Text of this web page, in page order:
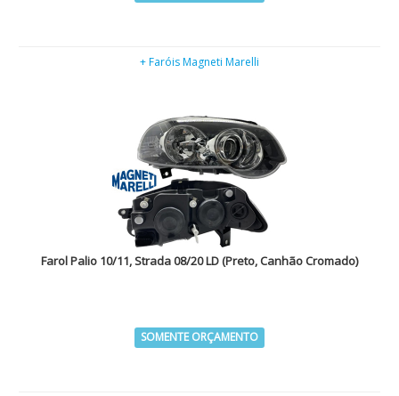
+ Faróis Magneti Marelli
Farol Palio 10/11, Strada 08/20 LD (Preto, Canhão Cromado)
SOMENTE ORÇAMENTO